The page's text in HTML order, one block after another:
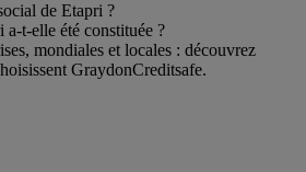
de Etapri ?
t-elle été constituée ?
mondiales et locales : découvrez
GraydonCreditsafe.